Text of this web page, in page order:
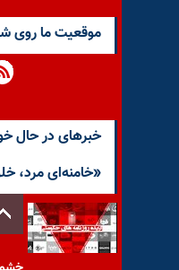
موقعيت ما روى
خبرهای در حال
«خامنه‌ای مرد،